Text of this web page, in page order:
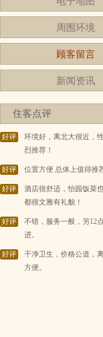
周围环境
顾客留言
新闻资讯
住客点评
好评
环境好，离北大很近，
烈推荐！
好评 位置方便 总体上值得推
好评
酒店很舒适，怡园饭菜
都很文雅有礼貌！
好评
不错，服务一般，另12
进。
好评
干净卫生，价格公道，
方便。